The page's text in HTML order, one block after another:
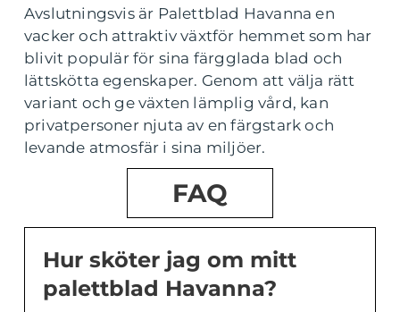
Avslutningsvis är Palettblad Havanna en
vacker och attraktiv växtför hemmet som har
blivit populär för sina färgglada blad och
lättskötta egenskaper. Genom att välja rätt
variant och ge växten lämplig vård, kan
privatpersoner njuta av en färgstark och
levande atmosfär i sina miljöer.
FAQ
Hur sköter jag om mitt
palettblad Havanna?